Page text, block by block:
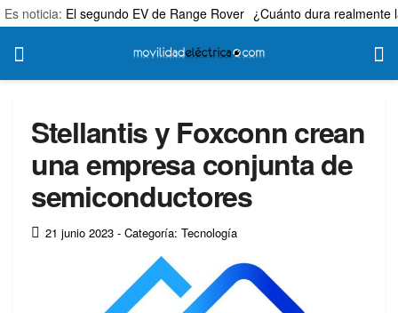
Es noticia: El segundo EV de Range Rover ¿Cuánto dura realmente
Stellantis y Foxconn crean
una empresa conjunta de
semiconductores
21 junio 2023 - Categoría: Tecnología